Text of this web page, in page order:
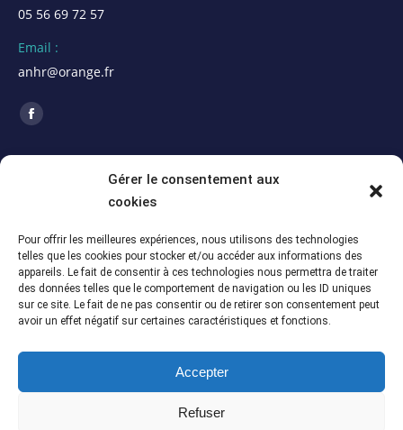
Gérer le consentement aux
cookies
Pour offrir les meilleures expériences, nous utilisons des technologies
telles que les cookies pour stocker et/ou accéder aux informations des
appareils. Le fait de consentir à ces technologies nous permettra de traiter
des données telles que le comportement de navigation ou les ID uniques
sur ce site. Le fait de ne pas consentir ou de retirer son consentement peut
avoir un effet négatif sur certaines caractéristiques et fonctions.
Accepter
Refuser
05 56 69 72 57
Email :
anhr@orange.fr
Trouvez nous sur :
La
une
nouvelle
fenêtre
Assemblée Générale 2026 de la section Alpes
5 juillet 2026
Assemblée Générale du 12 juin 2026 – Section
Meuse-Marne (55-51)
5 juillet 2026
Meuse-Marne (55-51)